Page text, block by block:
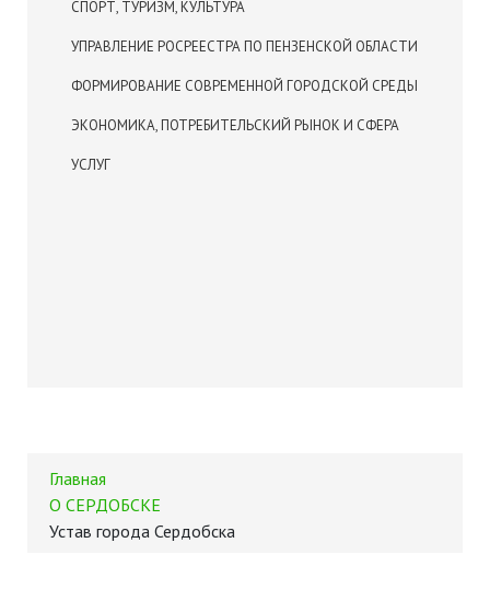
СПОРТ, ТУРИЗМ, КУЛЬТУРА
УПРАВЛЕНИЕ РОСРЕЕСТРА ПО ПЕНЗЕНСКОЙ ОБЛАСТИ
ФОРМИРОВАНИЕ СОВРЕМЕННОЙ ГОРОДСКОЙ СРЕДЫ
ЭКОНОМИКА, ПОТРЕБИТЕЛЬСКИЙ РЫНОК И СФЕРА
УСЛУГ
Главная
О СЕРДОБСКЕ
Устав города Сердобска